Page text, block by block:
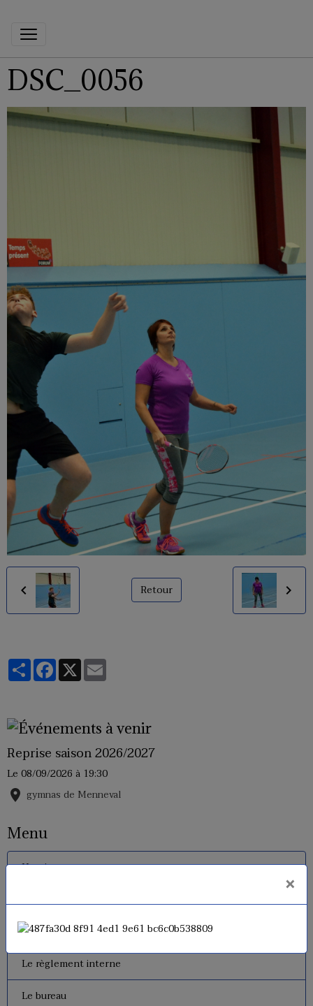
DSC_0056
Retour
PartagerFacebook
X
Reprise saison 2026/2027
Le 08/09/2026 à 19:30
gymnas de Menneval
Menu
Horaires
Tarifs
Le règlement interne
Le bureau
×